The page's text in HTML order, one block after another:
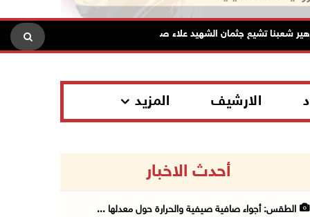
تشيع جثمان الشهيد علاء صبيح في تياسير الرئيس يستقبل
الارشيف المزيد
أحدث الاخبار
الطقس: أجواء صافية صيفية والحرارة حول معدلها ...